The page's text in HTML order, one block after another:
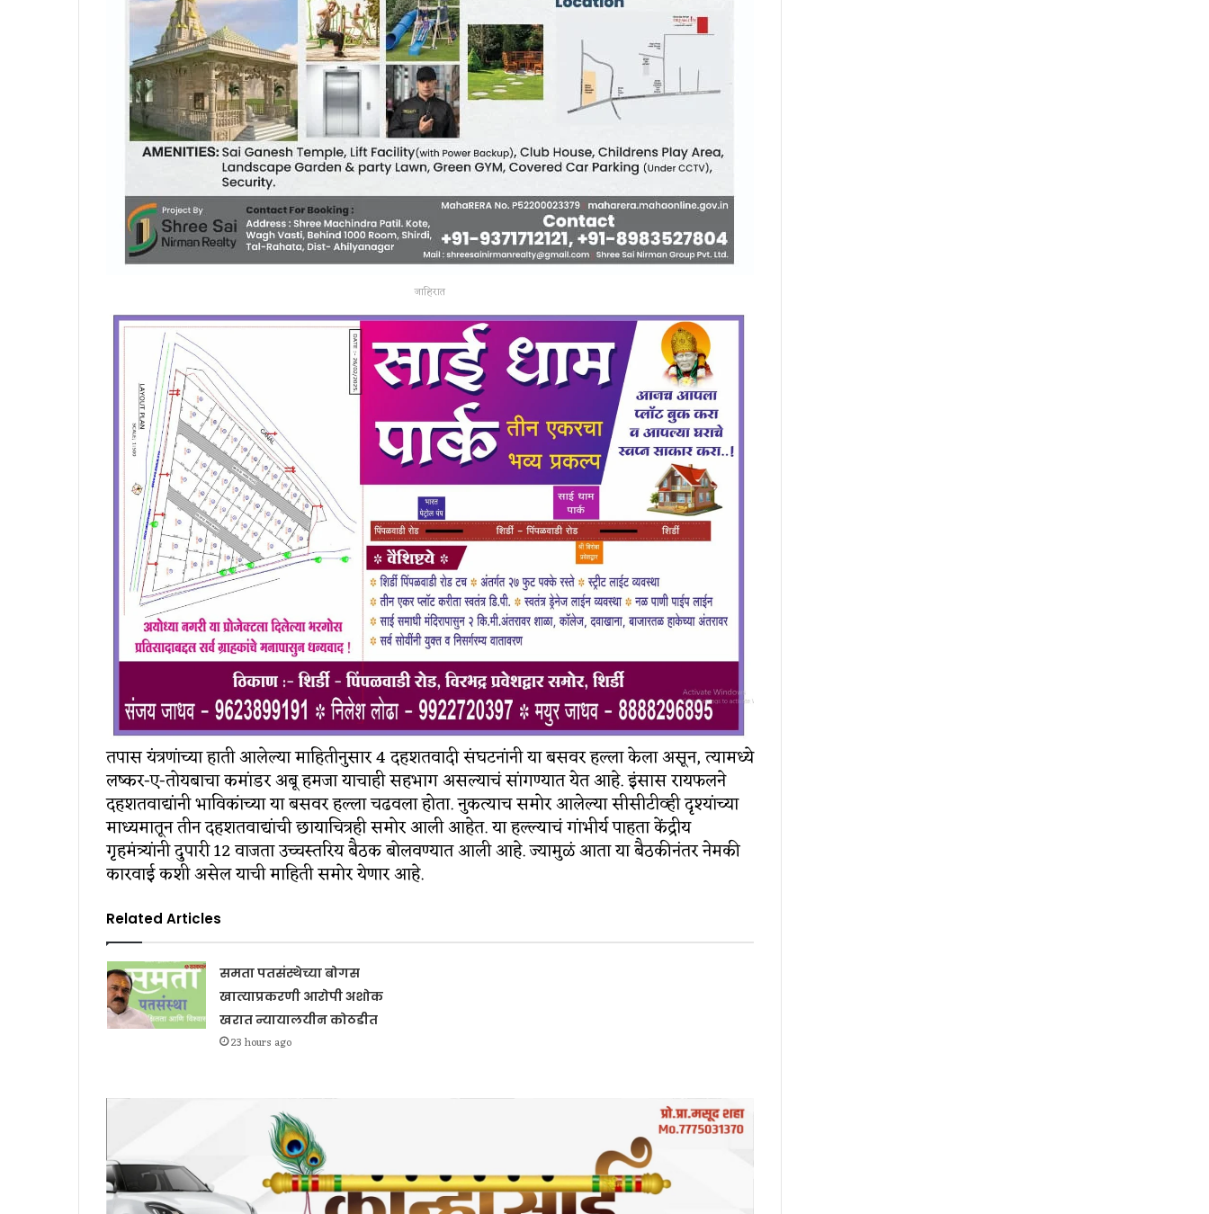
जाहिरात
तपास यंत्रणांच्या हाती आलेल्या माहितीनुसार 4 दहशतवादी संघटनांनी या बसवर हल्ला केला असून, त्यामध्ये
लष्कर-ए-तोयबाचा कमांडर अबू हमजा याचाही सहभाग असल्याचं सांगण्यात येत आहे. इंसास रायफलने
दहशतवाद्यांनी भाविकांच्या या बसवर हल्ला चढवला होता. नुकत्याच समोर आलेल्या सीसीटीव्ही दृश्यांच्या
माध्यमातून तीन दहशतवाद्यांची छायाचित्रही समोर आली आहेत. या हल्ल्याचं गांभीर्य पाहता केंद्रीय
गृहमंत्र्यांनी दुपारी 12 वाजता उच्चस्तरिय बैठक बोलवण्यात आली आहे. ज्यामुळं आता या बैठकीनंतर नेमकी
कारवाई कशी असेल याची माहिती समोर येणार आहे.
Related Articles
समता पतसंस्थेच्या बोगस
खात्याप्रकरणी आरोपी अशोक
खरात न्यायालयीन कोठडीत
23 hours ago